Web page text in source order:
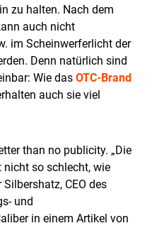
zu halten. Nach dem
auch nicht
im Scheinwerferlicht der
Denn natürlich sind
Wie das OTC-Brand
auch sie viel
than no publicity. „Die
so schlecht, wie
CEO des
und
in einem Artikel von